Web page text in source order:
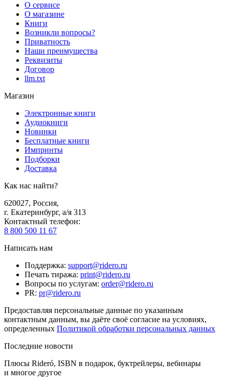
О сервисе
О магазине
Книги
Возникли вопросы?
Приватность
Наши преимущества
Реквизиты
Договор
llm.txt
Магазин
Электронные книги
Аудиокниги
Новинки
Бесплатные книги
Импринты
Подборки
Доставка
Как нас найти?
620027, Россия,
г. Екатеринбург, а/я 313
Контактный телефон:
8 800 500 11 67
Написать нам
Поддержка: support@ridero.ru
Печать тиража: print@ridero.ru
Вопросы по услугам: order@ridero.ru
PR: pr@ridero.ru
Предоставляя персональные данные по указанным
контактным данным, вы даёте своё согласие на условиях,
определенных Политикой обработки персональных данных
Последние новости
Плюсы Rideró, ISBN в подарок, буктрейлеры, вебинары
и многое другое